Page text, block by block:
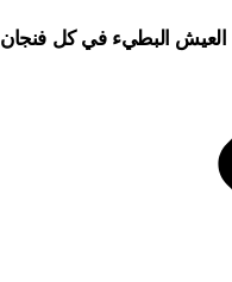
العيش البطيء في كل فنجان